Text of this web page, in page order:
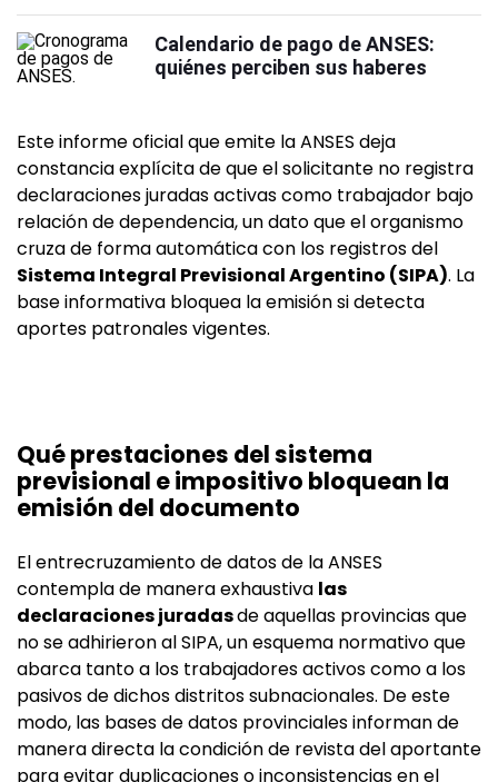
Calendario de pago de ANSES:
quiénes perciben sus haberes
Este informe oficial que emite la ANSES deja
constancia explícita de que el solicitante no registra
declaraciones juradas activas como trabajador bajo
relación de dependencia, un dato que el organismo
cruza de forma automática con los registros del
Sistema Integral Previsional Argentino (SIPA). La
base informativa bloquea la emisión si detecta
aportes patronales vigentes.
Qué prestaciones del sistema
previsional e impositivo bloquean la
emisión del documento
El entrecruzamiento de datos de la ANSES
contempla de manera exhaustiva las
declaraciones juradasde aquellas provincias que
no se adhirieron al SIPA, un esquema normativo que
abarca tanto a los trabajadores activos como a los
pasivos de dichos distritos subnacionales. De este
modo, las bases de datos provinciales informan de
manera directa la condición de revista del aportante
para evitar duplicaciones o inconsistencias en el